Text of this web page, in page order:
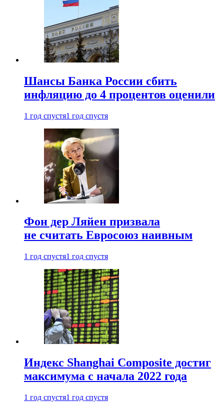
Шансы Банка России сбить
инфляцию до 4 процентов оценили
1 год спустя1 год спустя
Фон дер Ляйен призвала
не считать Евросоюз наивным
1 год спустя1 год спустя
Индекс Shanghai Composite достиг
максимума с начала 2022 года
1 год спустя1 год спустя